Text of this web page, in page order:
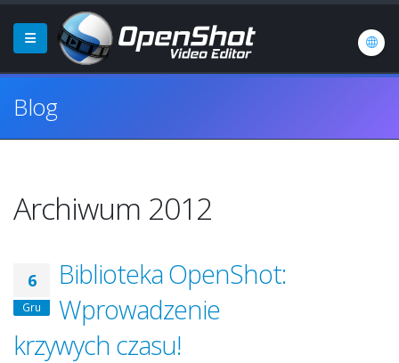
Blog
Archiwum 2012
6
Gru
Biblioteka OpenShot:
Wprowadzenie
krzywych czasu!